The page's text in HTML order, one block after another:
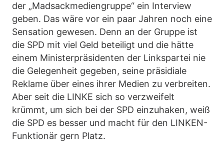
der „Madsackmediengruppe“ ein Interview
geben. Das wäre vor ein paar Jahren noch eine
Sensation gewesen. Denn an der Gruppe ist
die SPD mit viel Geld beteiligt und die hätte
einem Ministerpräsidenten der Linkspartei nie
die Gelegenheit gegeben, seine präsidiale
Reklame über eines ihrer Medien zu verbreiten.
Aber seit die LINKE sich so verzweifelt
krümmt, um sich bei der SPD einzuhaken, weiß
die SPD es besser und macht für den LINKEN-
Funktionär gern Platz.